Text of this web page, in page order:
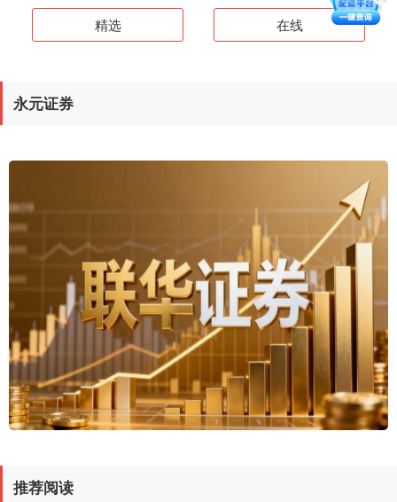
精选 在线
永元证券
推荐阅读